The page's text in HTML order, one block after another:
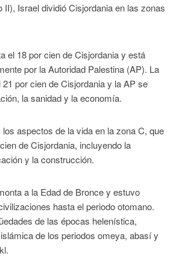
Israel dividió Cisjordania en las zonas
el 18 por cien de Cisjordania y está
por la Autoridad Palestina (AP). La
por cien de Cisjordania y la AP se
la sanidad y la economía.
aspectos de la vida en la zona C, que
de Cisjordania, incluyendo la
y la construcción.
a la Edad de Bronce y estuvo
hasta el periodo otomano.
de las épocas helenística,
de los periodos omeya, abasí y